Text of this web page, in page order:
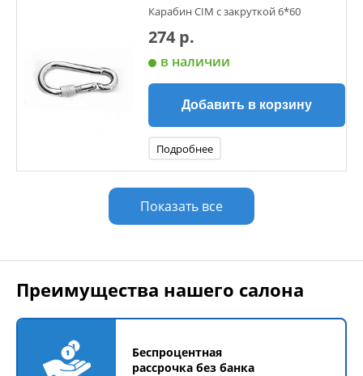
Карабин CIM с закруткой 6*60
274 р.
в наличии
Добавить в корзину
Подробнее
Показать все
Преимущества нашего салона
Беспроцентная
рассрочка без банка